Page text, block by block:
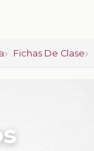
Fichas De Clase